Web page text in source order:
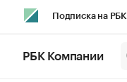
Подписка на РБК
РБК Компании